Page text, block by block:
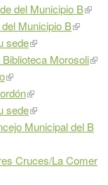
del Municipio B
Municipio B
sede
Morosoli
sede
Municipal del B
Cruces/La Comer